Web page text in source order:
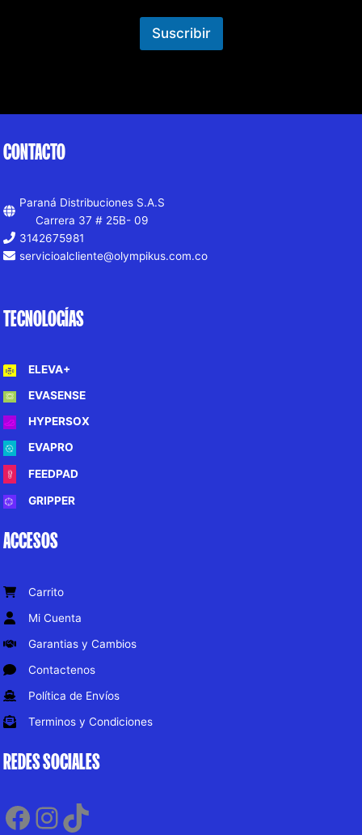
Suscribir
CONTACTO
Paraná Distribuciones S.A.S
Carrera 37 # 25B- 09
3142675981
servicioalcliente@olympikus.com.co
TECNOLOGÍAS
ELEVA+
EVASENSE
HYPERSOX
EVAPRO
FEEDPAD
GRIPPER
ACCESOS
Carrito
Mi Cuenta
Garantias y Cambios
Contactenos
Política de Envíos
Terminos y Condiciones
REDES SOCIALES
Facebook
Instagram
TikTok